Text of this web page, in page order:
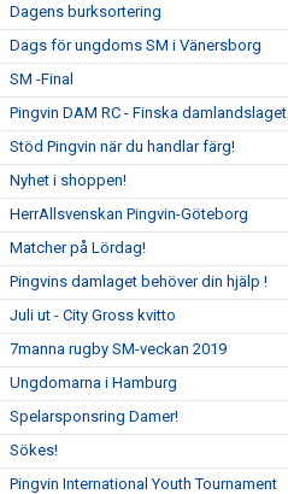
Dagens burksortering
Dags för ungdoms SM i Vänersborg
SM -Final
Pingvin DAM RC - Finska damlandslaget
Stöd Pingvin när du handlar färg!
Nyhet i shoppen!
HerrAllsvenskan Pingvin-Göteborg
Matcher på Lördag!
Pingvins damlaget behöver din hjälp !
Juli ut - City Gross kvitto
7manna rugby SM-veckan 2019
Ungdomarna i Hamburg
Spelarsponsring Damer!
Sökes!
Pingvin International Youth Tournament